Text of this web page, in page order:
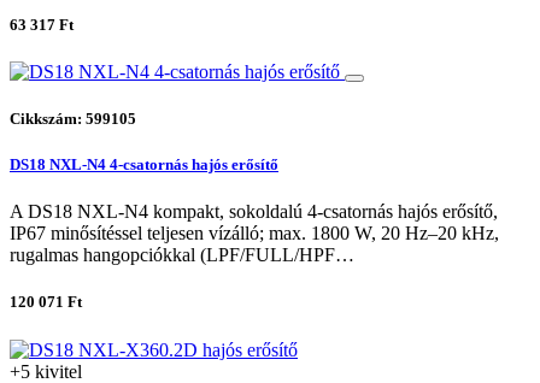
63 317 Ft
Cikkszám: 599105
DS18 NXL-N4 4-csatornás hajós erősítő
A DS18 NXL-N4 kompakt, sokoldalú 4-csatornás hajós erősítő,
IP67 minősítéssel teljesen vízálló; max. 1800 W, 20 Hz–20 kHz,
rugalmas hangopciókkal (LPF/FULL/HPF…
120 071 Ft
+5 kivitel